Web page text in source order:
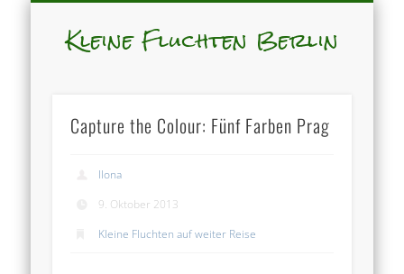
Kleine Fluchten Berlin
Capture the Colour: Fünf Farben Prag
Ilona
9. Oktober 2013
Kleine Fluchten auf weiter Reise